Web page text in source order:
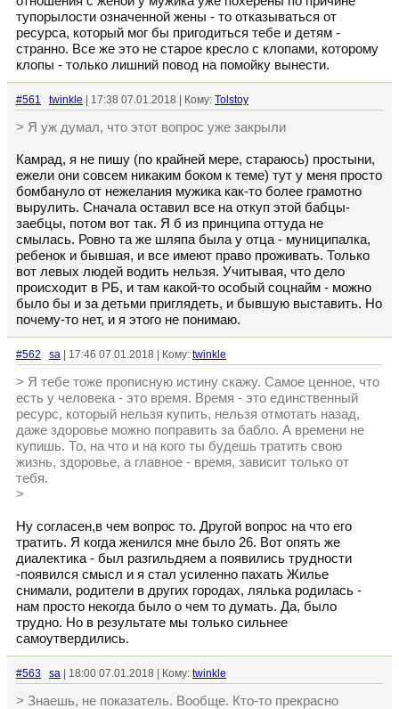
тупорылости означенной жены - то отказываться от
ресурса, который мог бы пригодиться тебе и детям -
странно. Все же это не старое кресло с клопами, которому
клопы - только лишний повод на помойку вынести.
#561 twinkle | 17:38 07.01.2018 | Кому: Tolstoy
> Я уж думал, что этот вопрос уже закрыли
Камрад, я не пишу (по крайней мере, стараюсь) простыни,
ежели они совсем никаким боком к теме) тут у меня просто
бомбануло от нежелания мужика как-то более грамотно
вырулить. Сначала оставил все на откуп этой бабцы-
заебцы, потом вот так. Я б из принципа оттуда не
смылась. Ровно та же шляпа была у отца - муниципалка,
ребенок и бывшая, и все имеют право проживать. Только
вот левых людей водить нельзя. Учитывая, что дело
происходит в РБ, и там какой-то особый соцнайм - можно
было бы и за детьми приглядеть, и бывшую выставить. Но
почему-то нет, и я этого не понимаю.
#562 sa | 17:46 07.01.2018 | Кому: twinkle
> Я тебе тоже прописную истину скажу. Самое ценное, что
есть у человека - это время. Время - это единственный
ресурс, который нельзя купить, нельзя отмотать назад,
даже здоровье можно поправить за бабло. А времени не
купишь. То, на что и на кого ты будешь тратить свою
жизнь, здоровье, а главное - время, зависит только от
тебя.
>
Ну согласен,в чем вопрос то. Другой вопрос на что его
тратить. Я когда женился мне было 26. Вот опять же
диалектика - был разгильдяем а появились трудности
-появился смысл и я стал усиленно пахать Жилье
снимали, родители в других городах, лялька родилась -
нам просто некогда было о чем то думать. Да, было
трудно. Но в результате мы только сильнее
самоутвердились.
#563 sa | 18:00 07.01.2018 | Кому: twinkle
> Знаешь, не показатель. Вообще. Кто-то прекрасно